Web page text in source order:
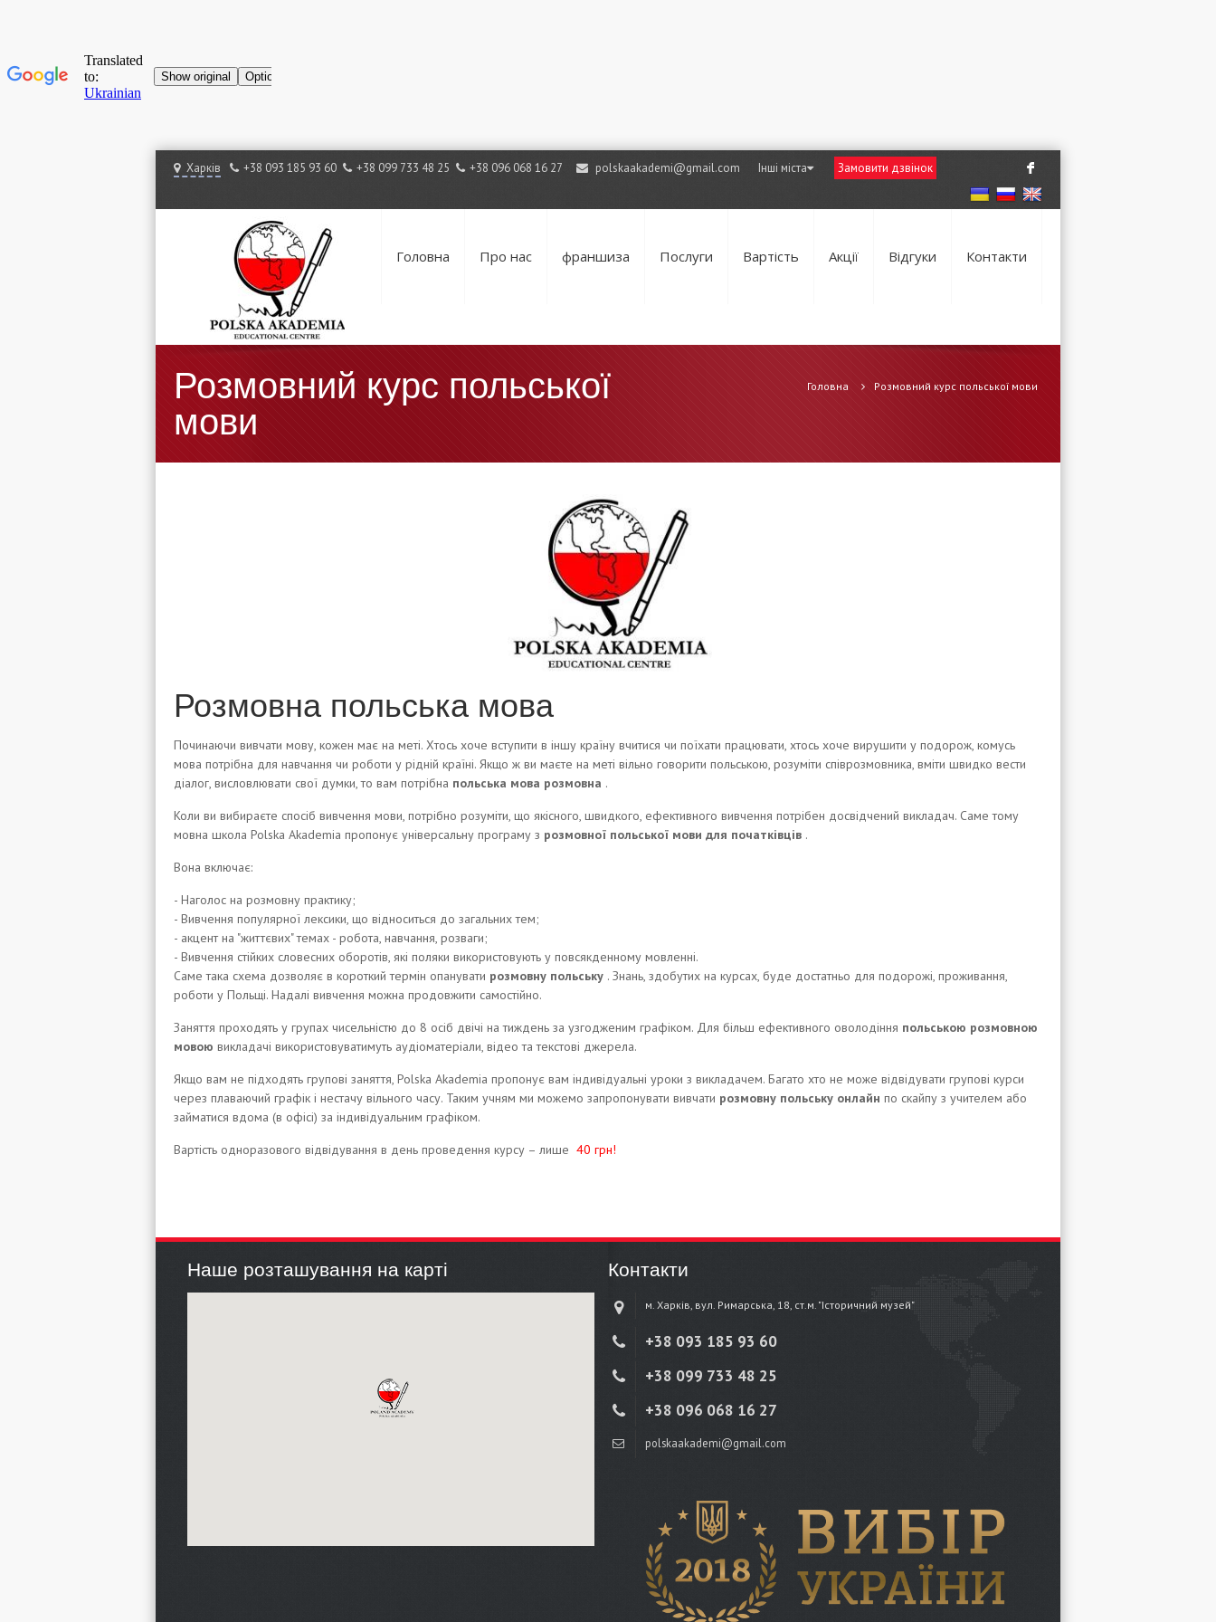
F
Харків +38 ‎093 185 93 60 +38 ‎099 733 48 25 +38 096 068 16 27 polskaakademi@gmail.com Інші міста Замовити дзвінок
Головна Про нас франшиза Послуги Вартість Акції Відгуки Контакти
Розмовний курс польської
мови
Головна Розмовний курс польської мови
Розмовна польська мова
Починаючи вивчати мову, кожен має на меті. Хтось хоче вступити в іншу країну вчитися чи поїхати працювати, хтось хоче вирушити у подорож, комусь
мова потрібна для навчання чи роботи у рідній країні. Якщо ж ви маєте на меті вільно говорити польською, розуміти співрозмовника, вміти швидко вести
діалог, висловлювати свої думки, то вам потрібна польська мова розмовна .
Коли ви вибираєте спосіб вивчення мови, потрібно розуміти, що якісного, швидкого, ефективного вивчення потрібен досвідчений викладач. Саме тому
мовна школа Polska Akademia пропонує універсальну програму з розмовної польської мови для початківців .
Вона включає:
- Наголос на розмовну практику;
- Вивчення популярної лексики, що відноситься до загальних тем;
- акцент на "життєвих" темах - робота, навчання, розваги;
- Вивчення стійких словесних оборотів, які поляки використовують у повсякденному мовленні.
Саме така схема дозволяє в короткий термін опанувати розмовну польську . Знань, здобутих на курсах, буде достатньо для подорожі, проживання,
роботи у Польщі. Надалі вивчення можна продовжити самостійно.
Заняття проходять у групах чисельністю до 8 осіб двічі на тиждень за узгодженим графіком. Для більш ефективного оволодіння польською розмовною
мовою викладачі використовуватимуть аудіоматеріали, відео та текстові джерела.
Якщо вам не підходять групові заняття, Polska Akademia пропонує вам індивідуальні уроки з викладачем. Багато хто не може відвідувати групові курси
через плаваючий графік і нестачу вільного часу. Таким учням ми можемо запропонувати вивчати розмовну польську онлайн по скайпу з учителем або
займатися вдома (в офісі) за індивідуальним графіком.
Вартість одноразового відвідування в день проведення курсу – лише 40 грн!
Наше розташування на карті Контакти
м. Харків, вул. Римарська, 18, ст.м. "Історичний музей"
+38 ‎093 185 93 60
+38 ‎099 733 48 25
+38 096 068 16 27
polskaakademi@gmail.com